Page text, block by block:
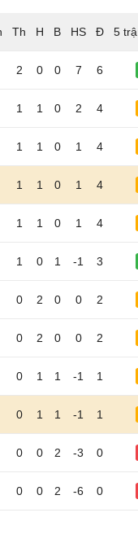
5
2 0 0 7 6
1 1 0 2 4
1 1 0 1 4
1 1 0 1 4
1 1 0 1 4
1 0 1 -1 3
0 2 0 0 2
0 2 0 0 2
0 1 1 -1 1
0 1 1 -1 1
0 0 2 -3 0
0 0 2 -6 0